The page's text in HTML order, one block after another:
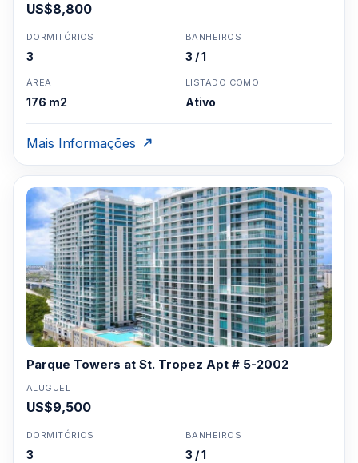
US$8,800
DORMITÓRIOS
3
BANHEIROS
3 / 1
ÁREA
176 m2
LISTADO COMO
Ativo
Mais Informações
Parque Towers at St. Tropez Apt # 5-2002
ALUGUEL
US$9,500
DORMITÓRIOS
3
BANHEIROS
3 / 1